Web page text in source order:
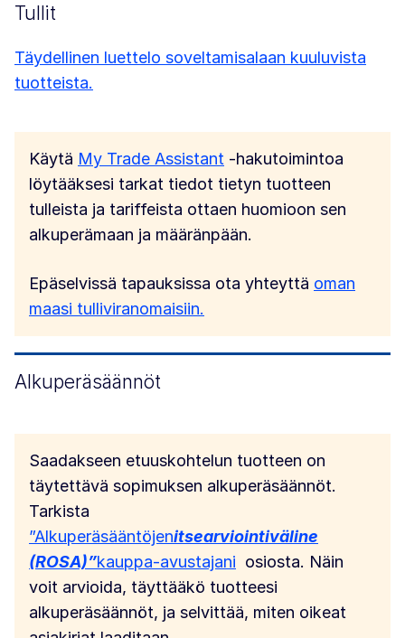
Tullit
Täydellinen luettelo soveltamisalaan kuuluvista
tuotteista.
Käytä My Trade Assistant -hakutoimintoa
löytääksesi tarkat tiedot tietyn tuotteen
tulleista ja tariffeista ottaen huomioon sen
alkuperämaan ja määränpään.
Epäselvissä tapauksissa ota yhteyttä oman
maasi tulliviranomaisiin.
Alkuperäsäännöt
Saadakseen etuuskohtelun tuotteen on
täytettävä sopimuksen alkuperäsäännöt.
Tarkista
”Alkuperäsääntöjenitsearviointiväline
(ROSA)”kauppa-avustajani osiosta. Näin
voit arvioida, täyttääkö tuotteesi
alkuperäsäännöt, ja selvittää, miten oikeat